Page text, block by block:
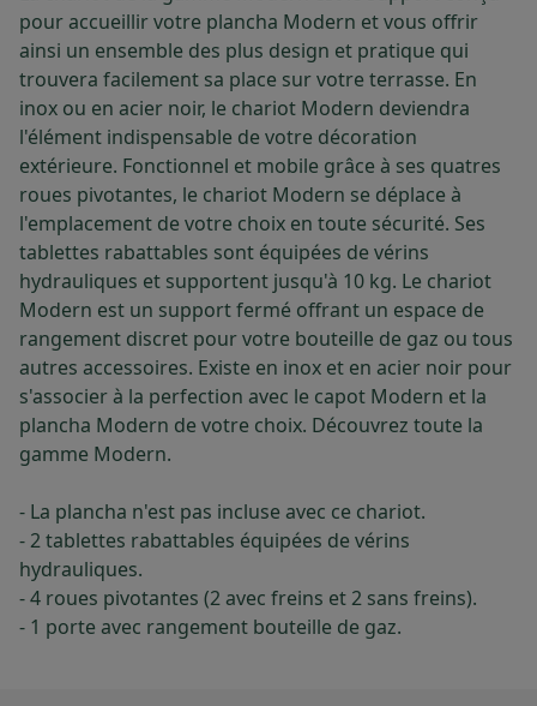
pour accueillir votre plancha Modern et vous offrir
ainsi un ensemble des plus design et pratique qui
trouvera facilement sa place sur votre terrasse. En
inox ou en acier noir, le chariot Modern deviendra
l'élément indispensable de votre décoration
extérieure. Fonctionnel et mobile grâce à ses quatres
roues pivotantes, le chariot Modern se déplace à
l'emplacement de votre choix en toute sécurité. Ses
tablettes rabattables sont équipées de vérins
hydrauliques et supportent jusqu'à 10 kg. Le chariot
Modern est un support fermé offrant un espace de
rangement discret pour votre bouteille de gaz ou tous
autres accessoires. Existe en inox et en acier noir pour
s'associer à la perfection avec le capot Modern et la
plancha Modern de votre choix. Découvrez toute la
gamme Modern.
- La plancha n'est pas incluse avec ce chariot.
- 2 tablettes rabattables équipées de vérins
hydrauliques.
- 4 roues pivotantes (2 avec freins et 2 sans freins).
- 1 porte avec rangement bouteille de gaz.